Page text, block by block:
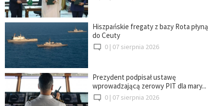
Hiszpańskie fregaty z bazy Rota płyną
do Ceuty
0 | 07 sierpnia 2026
Prezydent podpisał ustawę
wprowadzającą zerowy PIT dla mary...
0 | 07 sierpnia 2026